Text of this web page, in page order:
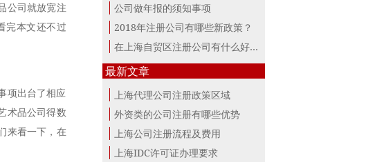
公司就放宽注
完本文还不过
项出台了相应
术品公司得数
来看一下，在
公司做年报的须知事项
2018年注册公司有哪些新政策？
在上海自贸区注册公司有什么好处？
最新文章
上海代理公司注册政策区域
外资类的公司注册有哪些优势
上海公司注册流程及费用
上海IDC许可证办理要求